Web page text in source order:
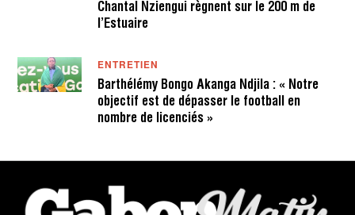
Chantal Nziengui règnent sur le 200 m de
l’Estuaire
ENTRETIEN
Barthélémy Bongo Akanga Ndjila : « Notre
objectif est de dépasser le football en
nombre de licenciés »